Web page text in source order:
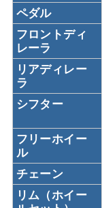
ペダル
フロントディ
レーラ
リアディレー
ラ
シフター
フリーホイー
ル
チェーン
リム（ホイー